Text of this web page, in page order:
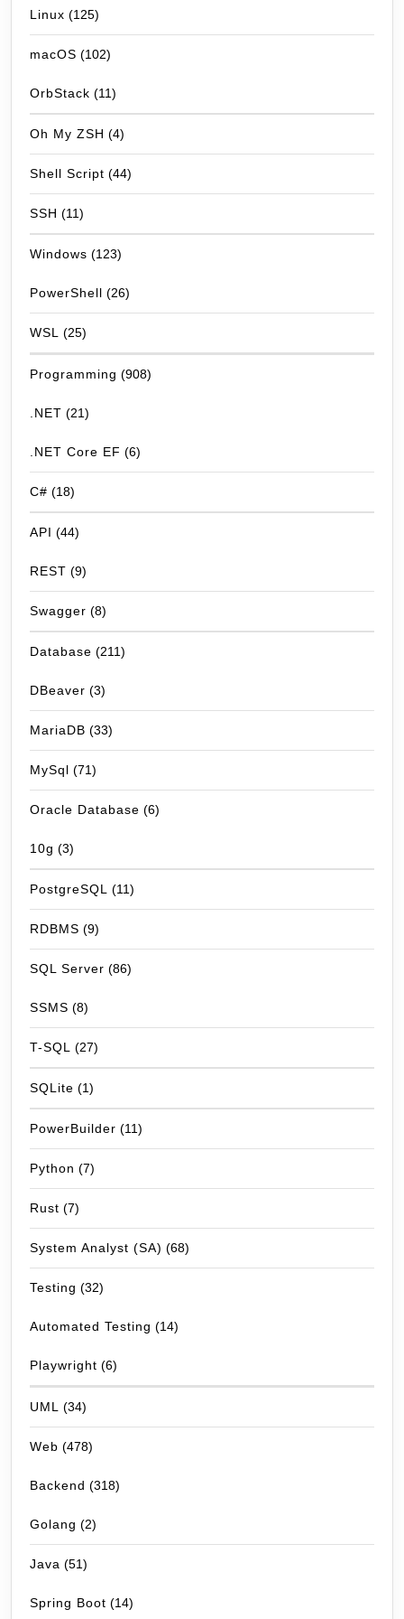
Linux (125)
macOS (102)
OrbStack (11)
Oh My ZSH (4)
Shell Script (44)
SSH (11)
Windows (123)
PowerShell (26)
WSL (25)
Programming (908)
.NET (21)
.NET Core EF (6)
C# (18)
API (44)
REST (9)
Swagger (8)
Database (211)
DBeaver (3)
MariaDB (33)
MySql (71)
Oracle Database (6)
10g (3)
PostgreSQL (11)
RDBMS (9)
SQL Server (86)
SSMS (8)
T-SQL (27)
SQLite (1)
PowerBuilder (11)
Python (7)
Rust (7)
System Analyst (SA) (68)
Testing (32)
Automated Testing (14)
Playwright (6)
UML (34)
Web (478)
Backend (318)
Golang (2)
Java (51)
Spring Boot (14)